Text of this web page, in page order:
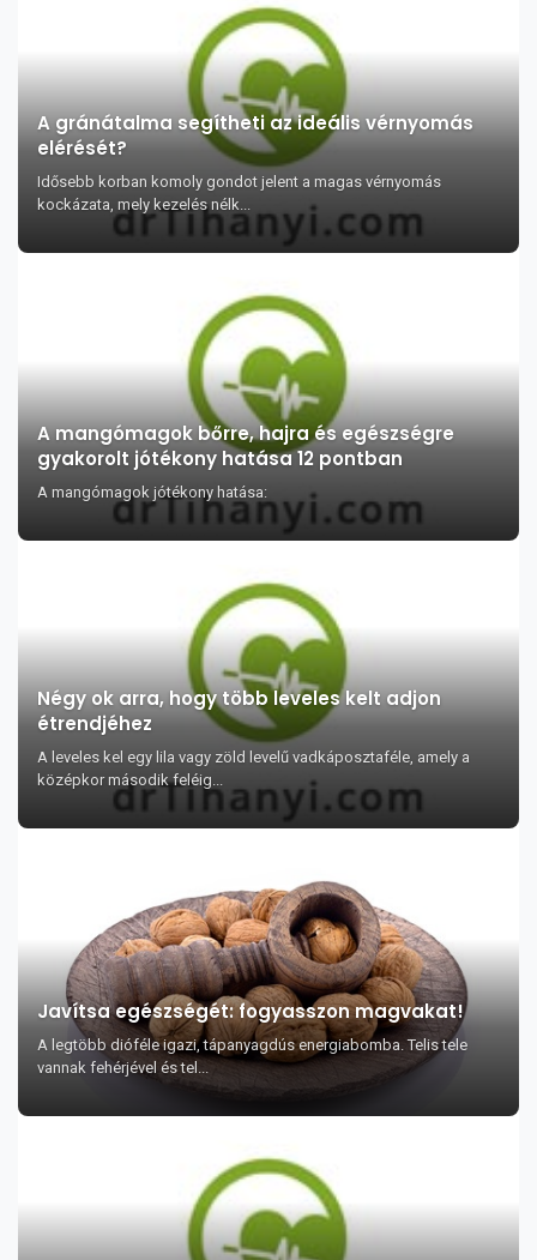
A gránátalma segítheti az ideális vérnyomás
elérését?
Idősebb korban komoly gondot jelent a magas vérnyomás
kockázata, mely kezelés nélk...
A mangómagok bőrre, hajra és egészségre
gyakorolt jótékony hatása 12 pontban
A mangómagok jótékony hatása:
Négy ok arra, hogy több leveles kelt adjon
étrendjéhez
A leveles kel egy lila vagy zöld levelű vadkáposztaféle, amely a
középkor második feléig...
Javítsa egészségét: fogyasszon magvakat!
A legtöbb dióféle igazi, tápanyagdús energiabomba. Telis tele
vannak fehérjével és tel...